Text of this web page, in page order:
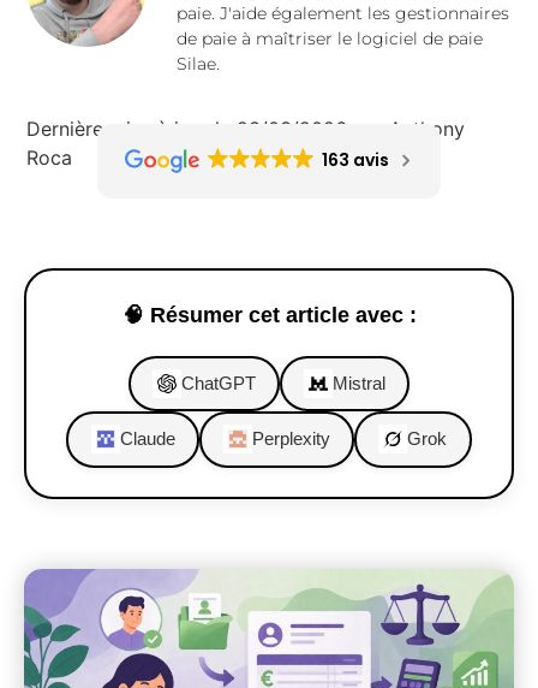
paie. J'aide également les gestionnaires
de paie à maîtriser le logiciel de paie
Silae.
Dernière mise à jour le 23/03/2026 par Anthony
Roca
163 avis
🧠 Résumer cet article avec :
ChatGPT Mistral
Claude Perplexity Grok